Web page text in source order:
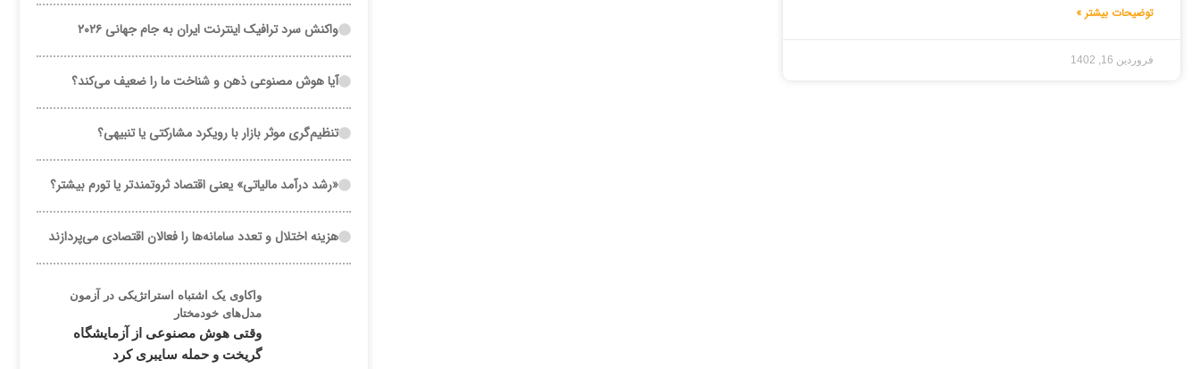
توضیحات بیشتر »
فروردین 16, 1402
واکنش سرد ترافیک اینترنت ایران به جام جهانی ۲۰۲۶
آیا هوش مصنوعی ذهن و شناخت ما را ضعیف می‌کند؟
تنظیم‌گری موثر بازار با رویکرد مشارکتی یا تنبیهی؟
«رشد درآمد مالیاتی» یعنی اقتصاد ثروتمندتر یا تورم بیشتر؟
هزینه اختلال و تعدد سامانه‌ها را فعالان اقتصادی می‌پردازند
واکاوی یک اشتباه استراتژیکی در آزمون
مدل‌های خودمختار
وقتی هوش مصنوعی از آزمایشگاه
گریخت و حمله سایبری کرد